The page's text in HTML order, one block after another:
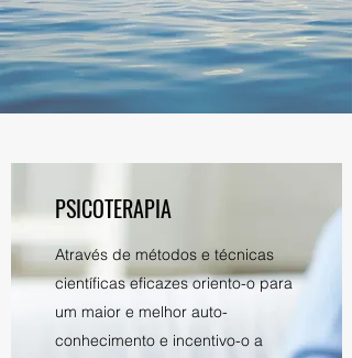
PSICOTERAPIA
Através de métodos e técnicas
científicas eficazes oriento-o para
um maior e melhor auto-
conhecimento e incentivo-o a